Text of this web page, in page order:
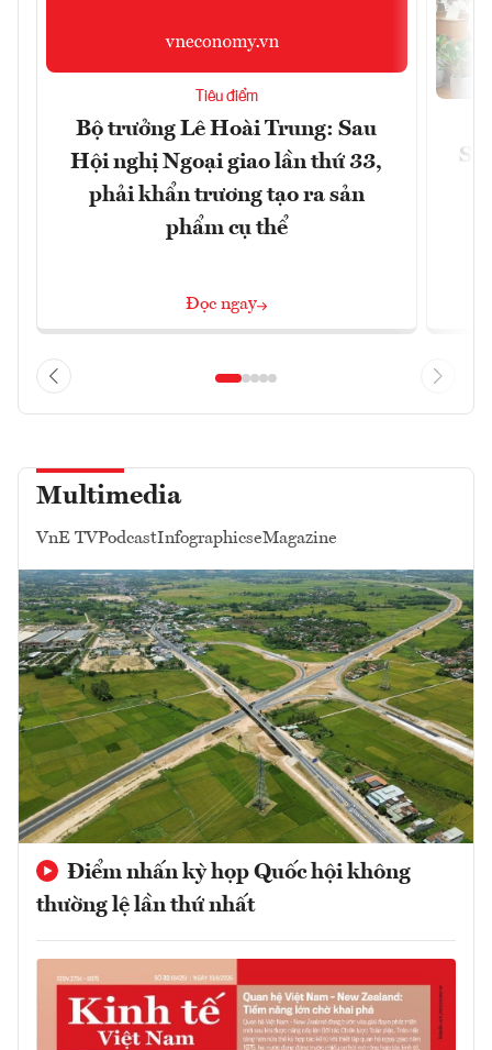
Tiêu điểm
Bộ trưởng Lê Hoài Trung: Sau
Hội nghị Ngoại giao lần thứ 33,
phải khẩn trương tạo ra sản
phẩm cụ thể
Đọc ngay
Multimedia
VnE TVPodcastInfographicseMagazine
Điểm nhấn kỳ họp Quốc hội không
thường lệ lần thứ nhất